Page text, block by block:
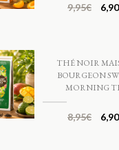
9,95€ 6,90
THÉ NOIR
BOURGEON
MORNING
8,95€ 6,90